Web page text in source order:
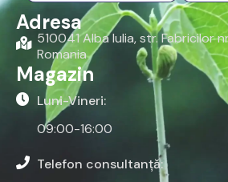
Adresa
510041 Alba Iulia, str. Fabricilor
Romania
Magazin
Luni-Vineri:
09:00-16:00
Telefon consultanță: